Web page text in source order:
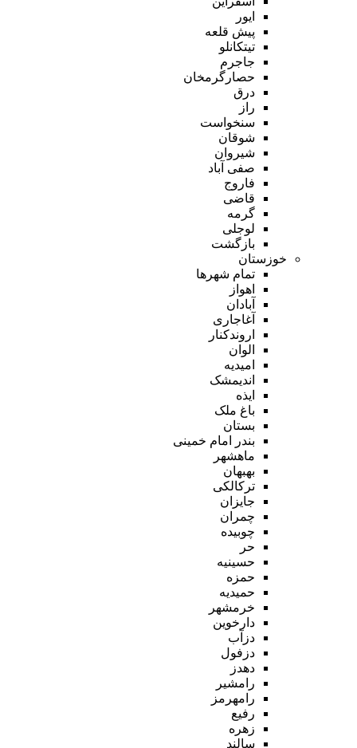
ایور
پیش قلعه
تیتکانلو
جاجرم
حصارگرمخان
درق
راز
سنخواست
شوقان
شیروان
صفی آباد
فاروج
قاضی
گرمه
لوجلی
بازگشت
خوزستان
تمام شهر‌ها
اهواز
آبادان
آغاجاری
اروندکنار
الوان
امیدیه
اندیمشک
ایذه
باغ ملک
بستان
بندر امام خمینی
ماهشهر
بهبهان
ترکالکی
جایزان
چمران
چوبیده
حر
حسینیه
حمزه
حمیدیه
خرمشهر
دارخوین
دزآب
دزفول
دهدز
رامشیر
رامهرمز
رفیع
زهره
سالند